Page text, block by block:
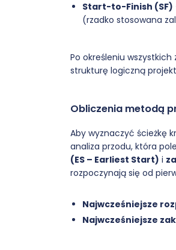
Start-to-Finish (SF)
(rzadko stosowana
Po określeniu
strukturę logiczną
Obliczenia metodą
Aby wyznaczyć ścieżkę
analiza przodu, która
(ES – Earliest Start) i
rozpoczynają się od
Najwcześniejsze
Najwcześniejsze